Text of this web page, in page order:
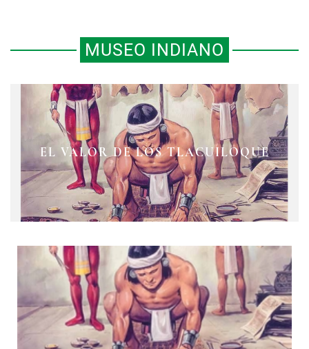
MUSEO INDIANO
EL VALOR DE LOS TLACUILOQUE